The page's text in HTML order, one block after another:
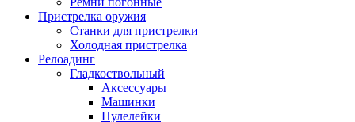
Пристрелка оружия
Станки для пристрелки
Холодная пристрелка
Релоадинг
Гладкоствольный
Аксессуары
Машинки
Пулелейки